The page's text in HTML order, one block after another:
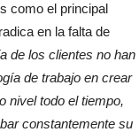
como el principal
en la falta de
de los clientes no han
de trabajo en crear
nivel todo el tiempo,
constantemente su